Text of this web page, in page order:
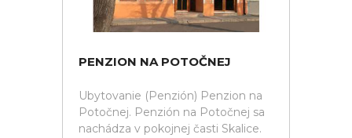
PENZION NA POTOČNEJ
Ubytovanie (Penzión) Penzion na
Potočnej. Penzión na Potočnej sa
nachádza v pokojnej časti Skalice.